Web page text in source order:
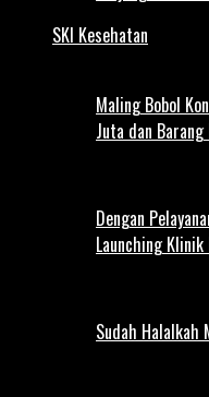
SKI Kesehatan
Maling Bobol
Juta dan Barang
Dengan
Launching Klinik
Sudah Halalkah